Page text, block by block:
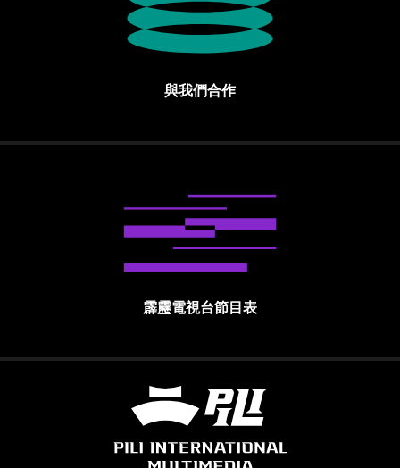
與我們合作
霹靂電視台節目表
霹靂國際多媒體股份有限公司 PILI